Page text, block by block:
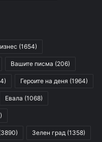
(1654)
Вашите писма (206)
Героите на деня (1964)
Евала (1068)
Зелен град (1358)